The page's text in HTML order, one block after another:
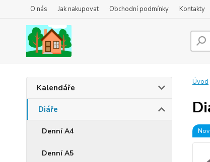
O nás Jak nakupovat Obchodní podmínky Kontakty
Kalendáře
Diáře
Denní A4
Denní A5
Úvod